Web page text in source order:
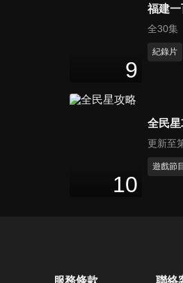
9
福建
全30集
紀錄片
10
全民
更新至
遊戲節
服務條款 聯絡